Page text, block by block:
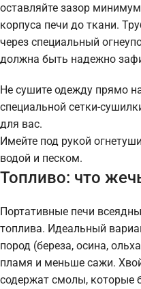
оставляйте зазор
корпуса печи до ткани.
через специальный
должна быть надежно
Не сушите одежду прямо
специальной сетки-
для вас.
Имейте под рукой
водой и песком.
Топливо: что
Портативные печи
топлива. Идеальный
пород (береза, осина,
пламя и меньше сажи.
содержат смолы, которые